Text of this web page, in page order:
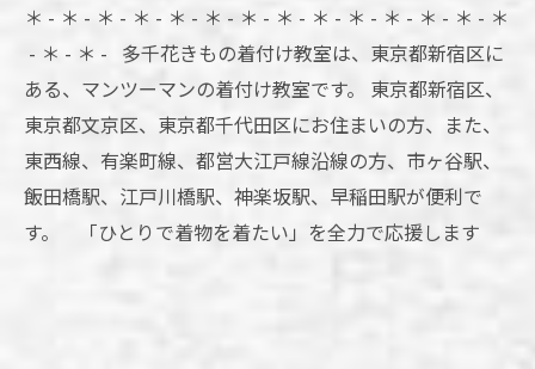
＊ - ＊ - ＊ - ＊ - ＊ - ＊ - ＊ - ＊ - ＊ - ＊ - ＊ - ＊ - ＊ - ＊
- ＊ - ＊ - 多千花きもの着付け教室は、東京都新宿区に
ある、マンツーマンの着付け教室です。 東京都新宿区、
東京都文京区、東京都千代田区にお住まいの方、また、
東西線、有楽町線、都営大江戸線沿線の方、市ヶ谷駅、
飯田橋駅、江戸川橋駅、神楽坂駅、早稲田駅が便利で
す。 「ひとりで着物を着たい」を全力で応援します